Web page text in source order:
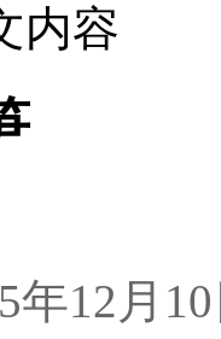
内容
年12月